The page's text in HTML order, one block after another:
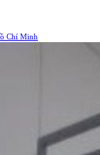
Chí Minh